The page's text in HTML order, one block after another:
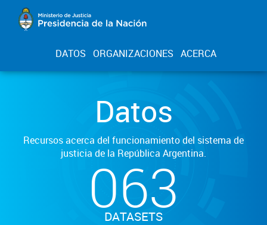
DATOS ORGANIZACIONES ACERCA
Datos
Recursos acerca del funcionamiento del sistema de
justicia de la República Argentina.
063
DATASETS